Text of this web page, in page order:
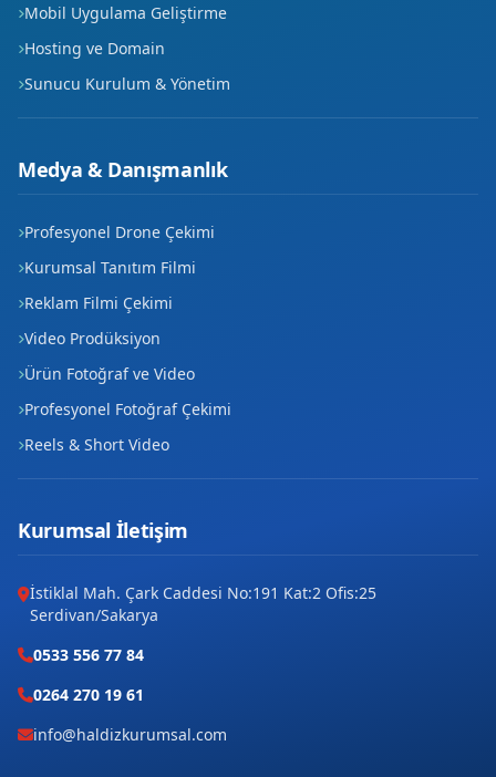
Mobil Uygulama Geliştirme
Hosting ve Domain
Sunucu Kurulum & Yönetim
Medya & Danışmanlık
Profesyonel Drone Çekimi
Kurumsal Tanıtım Filmi
Reklam Filmi Çekimi
Video Prodüksiyon
Ürün Fotoğraf ve Video
Profesyonel Fotoğraf Çekimi
Reels & Short Video
Kurumsal İletişim
İstiklal Mah. Çark Caddesi No:191 Kat:2 Ofis:25
Serdivan/Sakarya
0533 556 77 84
0264 270 19 61
info@haldizkurumsal.com